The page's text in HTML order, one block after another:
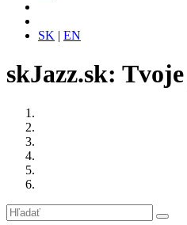
SK | EN
skJazz.sk: